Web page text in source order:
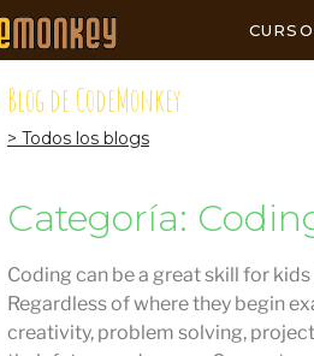
Blog de CodeMonkey
> Todos los blogs
Categoría:
Coding can be a great skill for
Regardless of where they begin
creativity, problem solving,